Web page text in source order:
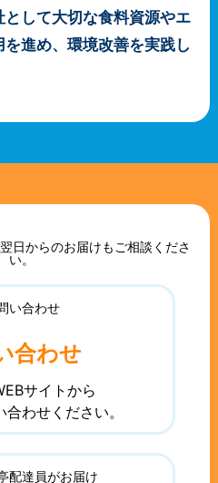
として大切な食料資源やエ
進め、 環境改善を実践し
合わせ
サイトから
わせください。